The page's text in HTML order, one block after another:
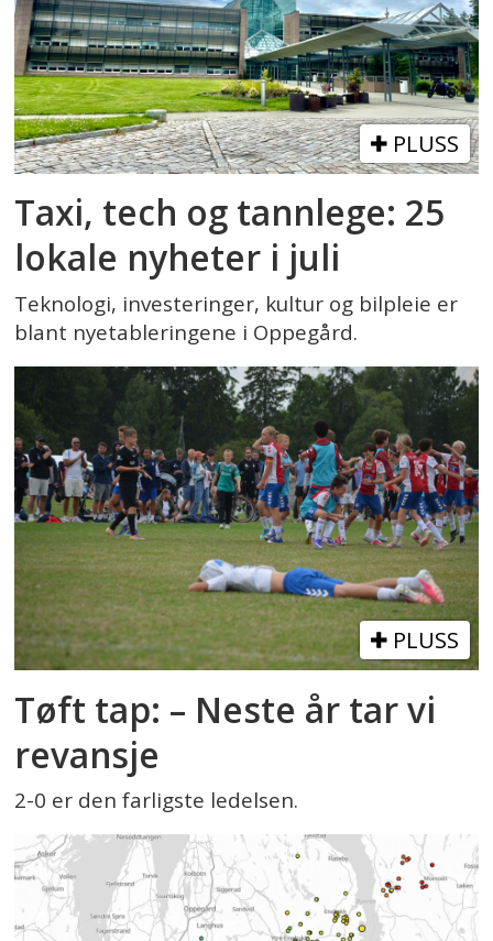
PLUSS
Taxi, tech og tannlege: 25
lokale nyheter i juli
Teknologi, investeringer, kultur og bilpleie er
blant nyetableringene i Oppegård.
PLUSS
Tøft tap: – Neste år tar vi
revansje
2-0 er den farligste ledelsen.